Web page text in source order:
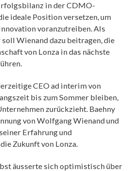
in der CDMO-
ideale Position versetzen, um
voranzutreiben. Als
Wienand dazu beitragen, die
von Lonza in das nächste
CEO ad interim von
bis zum Sommer bleiben,
zurückzieht. Baehny
von Wolfgang Wienand und
Erfahrung und
Zukunft von Lonza.
äusserte sich optimistisch über